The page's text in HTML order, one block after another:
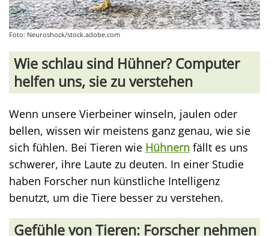
Foto: Neuroshock/stock.adobe.com
Wie schlau sind Hühner? Computer
helfen uns, sie zu verstehen
Wenn unsere Vierbeiner winseln, jaulen oder
bellen, wissen wir meistens ganz genau, wie sie
sich fühlen. Bei Tieren wie Hühnern fällt es uns
schwerer, ihre Laute zu deuten. In einer Studie
haben Forscher nun künstliche Intelligenz
benutzt, um die Tiere besser zu verstehen.
Gefühle von Tieren: Forscher nehmen